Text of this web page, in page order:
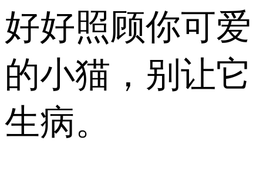
好好照顾你可爱
的小猫，别让它
生病。